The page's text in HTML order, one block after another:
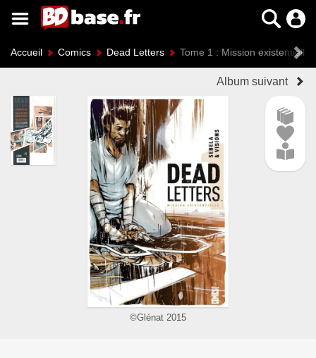
Accueil Comics Dead Letters Tome 1 : Mission existentielle
Album suivant
©Glénat 2015